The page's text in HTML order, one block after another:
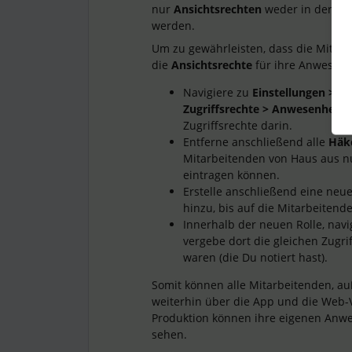
nur Ansichtsrechten weder in der
werden.
Um zu gewährleisten, dass die
die Ansichtsrechte für ihre
Navigiere zu Einstellungen >
Zugriffsrechte >
Zugriffsrechte darin.
Entferne anschließend alle
Mitarbeitenden von Haus aus
eintragen können.
Erstelle anschließend eine neue
hinzu, bis auf die
Innerhalb der neuen Rolle,
vergebe dort die gleichen
waren (die Du notiert hast).
Somit können alle Mitarbeitenden,
weiterhin über die App und die
Produktion können ihre eigenen
sehen.